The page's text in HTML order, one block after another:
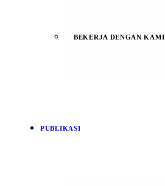
BEKERJA DENGAN KAMI
PUBLIKASI